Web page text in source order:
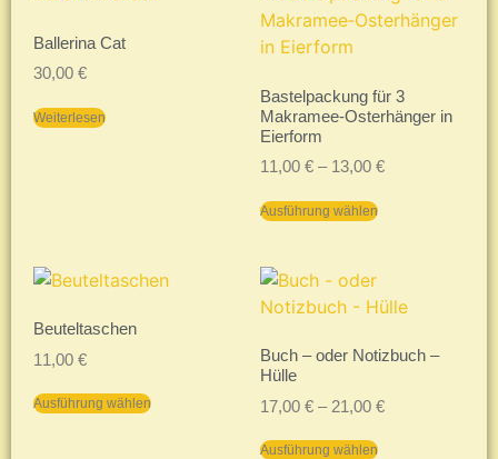
Ballerina Cat
30,00 €
Weiterlesen
Bastelpackung für 3
Makramee‑Osterhänger in
Eierform
11,00 € – 13,00 €
Ausführung wählen
Beuteltaschen
11,00 €
Ausführung wählen
Buch – oder Notizbuch –
Hülle
17,00 € – 21,00 €
Ausführung wählen